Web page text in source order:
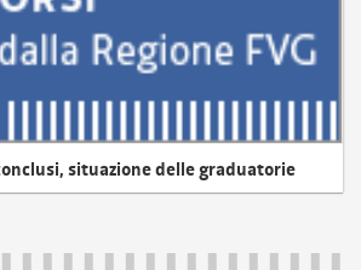
situazione delle graduatorie